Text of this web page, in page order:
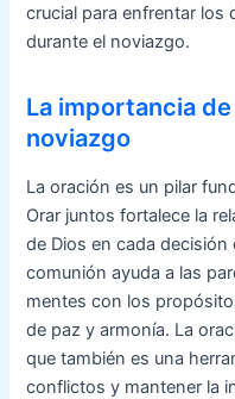
crucial para enfrentar los
durante el noviazgo.
La importancia
noviazgo
La oración es un pilar
Orar juntos fortalece la
de Dios en cada
comunión ayuda a las
mentes con los
de paz y armonía. La
que también es una
conflictos y mantener la